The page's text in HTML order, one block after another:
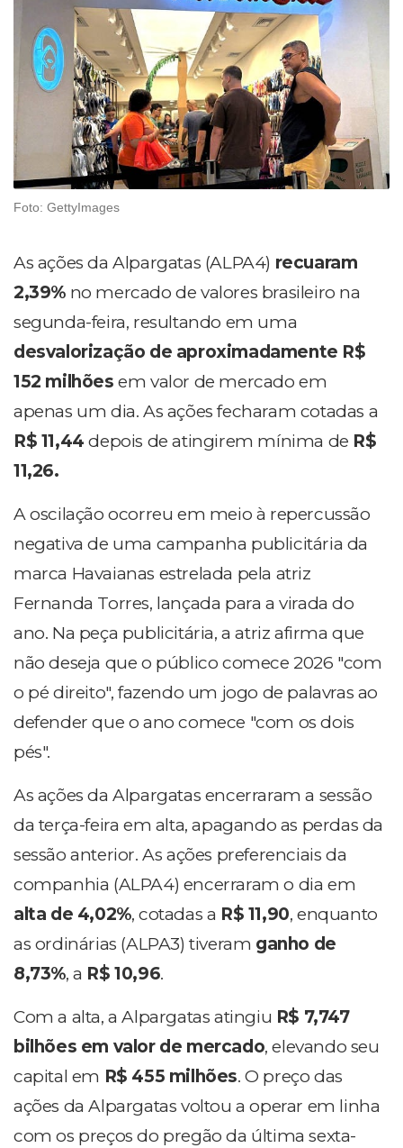
Foto: GettyImages
As ações da Alpargatas (ALPA4) recuaram
2,39% no mercado de valores brasileiro na
segunda-feira, resultando em uma
desvalorização de aproximadamente R$
152 milhões em valor de mercado em
apenas um dia. As ações fecharam cotadas a
R$ 11,44 depois de atingirem mínima de R$
11,26.
A oscilação ocorreu em meio à repercussão
negativa de uma campanha publicitária da
marca Havaianas estrelada pela atriz
Fernanda Torres, lançada para a virada do
ano. Na peça publicitária, a atriz afirma que
não deseja que o público comece 2026 "com
o pé direito", fazendo um jogo de palavras ao
defender que o ano comece "com os dois
pés".
As ações da Alpargatas encerraram a sessão
da terça-feira em alta, apagando as perdas da
sessão anterior. As ações preferenciais da
companhia (ALPA4) encerraram o dia em
alta de 4,02%, cotadas a R$ 11,90, enquanto
as ordinárias (ALPA3) tiveram ganho de
8,73%, a R$ 10,96.
Com a alta, a Alpargatas atingiu R$ 7,747
bilhões em valor de mercado, elevando seu
capital em R$ 455 milhões. O preço das
ações da Alpargatas voltou a operar em linha
com os preços do pregão da última sexta-